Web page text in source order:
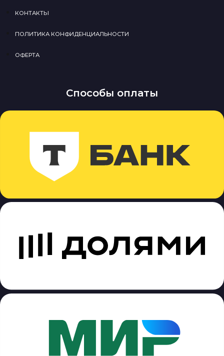
КОНТАКТЫ
ПОЛИТИКА КОНФИДЕНЦИАЛЬНОСТИ
ОФЕРТА
Способы оплаты